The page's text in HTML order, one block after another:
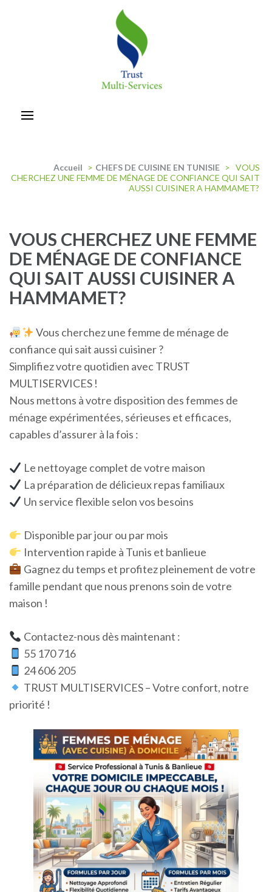
Accueil > CHEFS DE CUISINE EN TUNISIE > VOUS
CHERCHEZ UNE FEMME DE MÉNAGE DE CONFIANCE QUI SAIT
AUSSI CUISINER A HAMMAMET?
VOUS CHERCHEZ UNE FEMME
DE MÉNAGE DE CONFIANCE
QUI SAIT AUSSI CUISINER A
HAMMAMET?
Vous cherchez une femme de ménage de
confiance qui sait aussi cuisiner ?
Simplifiez votre quotidien avec TRUST
MULTISERVICES !
Nous mettons à votre disposition des femmes de
ménage expérimentées, sérieuses et efficaces,
capables d’assurer à la fois :
Le nettoyage complet de votre maison
La préparation de délicieux repas familiaux
Un service flexible selon vos besoins
Disponible par jour ou par mois
Intervention rapide à Tunis et banlieue
Gagnez du temps et profitez pleinement de votre
famille pendant que nous prenons soin de votre
maison !
Contactez-nous dès maintenant :
55 170 716
24 606 205
TRUST MULTISERVICES – Votre confort, notre
priorité !